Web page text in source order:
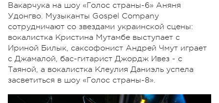
Вакарчука на шоу «Голос страны-6» Аняня
Удонгво. Музыканты Gospel Company
сотрудничают со звездами украинской сцены:
вокалистка Кристина Мутамбе выступает с
Ириной Билык, саксофонист Андрей Чмут играет
с Джамалой, бас-гитарист Джордж Ивез - с
Таяной, а вокалистка Клеулия Даниэль успела
засветиться в шоу «Голос страны-8».